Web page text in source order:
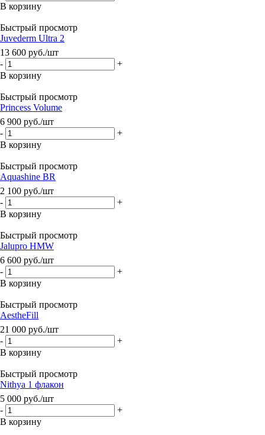
В корзину
Быстрый просмотр
Juvederm Ultra 2
13 600 руб./шт
-
+
В корзину
Быстрый просмотр
Princess Volume
6 900 руб./шт
-
+
В корзину
Быстрый просмотр
Aquashine BR
2 100 руб./шт
-
+
В корзину
Быстрый просмотр
Jalupro HMW
6 600 руб./шт
-
+
В корзину
Быстрый просмотр
AestheFill
21 000 руб./шт
-
+
В корзину
Быстрый просмотр
Nithya 1 флакон
5 000 руб./шт
-
+
В корзину